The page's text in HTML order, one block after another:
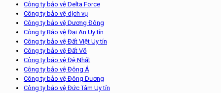
Công ty bảo vệ Delta Force
Công ty bảo vệ dịch vụ
Công ty bảo vệ Dương Đông
Công ty Bảo vệ Đại An Uy tín
Công ty bảo vệ Đất Việt Uy tín
Công ty bảo vệ Đất Võ
Công ty bảo vệ Đệ Nhất
Công ty bảo vệ Đông Á
Công ty bảo vệ Đông Dương
Công ty bảo vệ Đức Tâm Uy tín